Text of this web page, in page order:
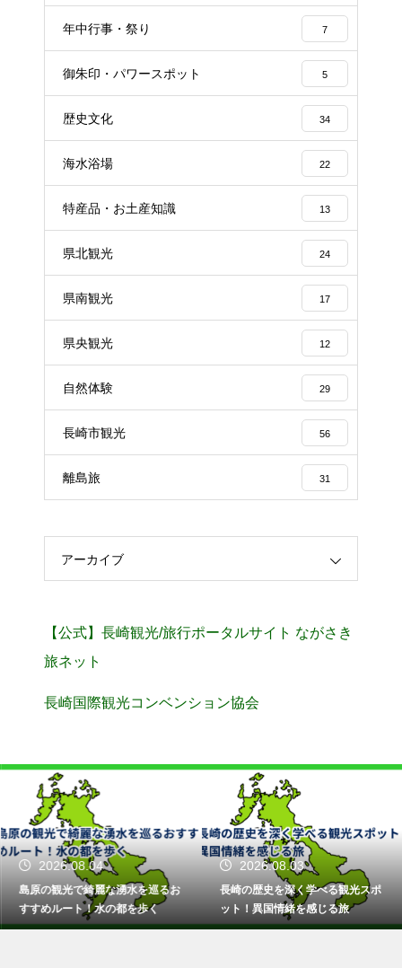
年中行事・祭り 7
御朱印・パワースポット 5
歴史文化 34
海水浴場 22
特産品・お土産知識 13
県北観光 24
県南観光 17
県央観光 12
自然体験 29
長崎市観光 56
離島旅 31
アーカイブ
【公式】長崎観光/旅行ポータルサイト ながさき
旅ネット
長崎国際観光コンベンション協会
2026.08.04
島原の観光で綺麗な湧水を巡るお
すすめルート！水の都を歩く
2026.08.03
長崎の歴史を深く学べる観光スポ
ット！異国情緒を感じる旅